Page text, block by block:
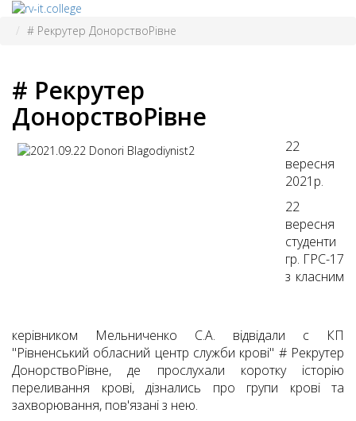
# Рекрутер ДонорствоРівне
# Рекрутер
ДонорствоРівне
22
вересня
2021р.
22
вересня
студенти
гр. ГРС-17
з класним
керівником Мельниченко С.А. відвідали с КП
"Рівненський обласний центр служби крові" # Рекрутер
ДонорствоРівне, де прослухали коротку історію
переливання крові, дізнались про групи крові та
захворювання, пов'язані з нею.